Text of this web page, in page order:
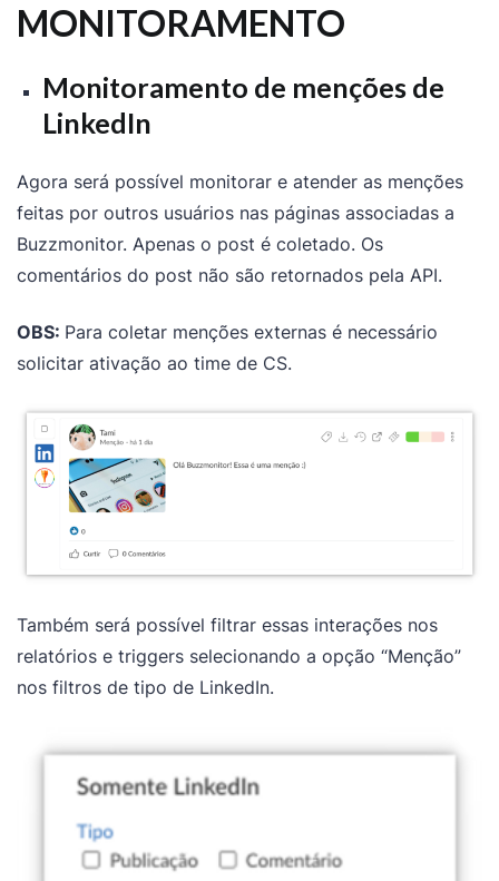
MONITORAMENTO
Monitoramento de menções de
LinkedIn
Agora será possível monitorar e atender as menções
feitas por outros usuários nas páginas associadas a
Buzzmonitor. Apenas o post é coletado. Os
comentários do post não são retornados pela API.
OBS: Para coletar menções externas é necessário
solicitar ativação ao time de CS.
Também será possível filtrar essas interações nos
relatórios e triggers selecionando a opção “Menção”
nos filtros de tipo de LinkedIn.